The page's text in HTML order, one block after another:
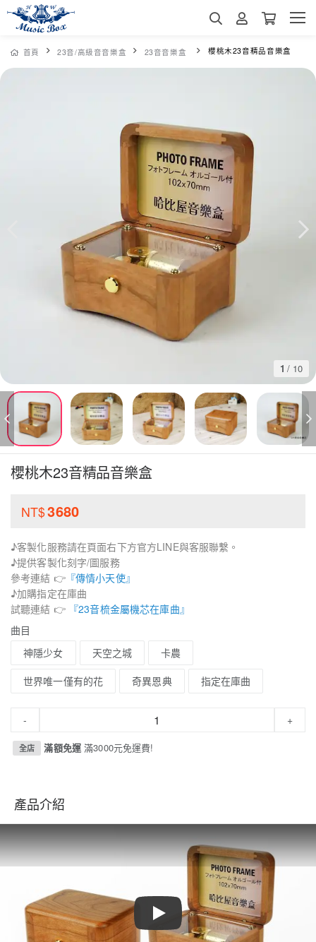
首頁 23音/高級音音樂盒 23音音樂盒 櫻桃木23音精品音樂盒
1 / 10
櫻桃木23音精品音樂盒
NT$3680
♪客製化服務請在頁面右下方官方LINE與客服聯繫。
♪提供客製化刻字/圖服務
參考連結 👉『傳情小天使』
♪加購指定在庫曲
試聽連結 👉 『23音梳金屬機芯在庫曲』
曲目
神隱少女
天空之城
卡農
世界唯一僅有的花
奇異恩典 指定在庫曲
- +
全店 滿額免運滿3000元免運費!
產品介紹
Play